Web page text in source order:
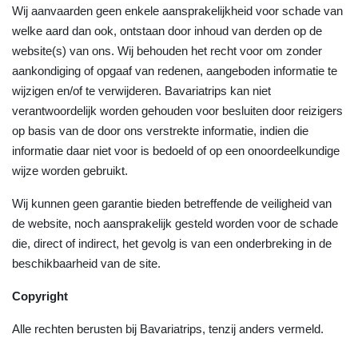
Wij aanvaarden geen enkele aansprakelijkheid voor schade van
welke aard dan ook, ontstaan door inhoud van derden op de
website(s) van ons. Wij behouden het recht voor om zonder
aankondiging of opgaaf van redenen, aangeboden informatie te
wijzigen en/of te verwijderen. Bavariatrips kan niet
verantwoordelijk worden gehouden voor besluiten door reizigers
op basis van de door ons verstrekte informatie, indien die
informatie daar niet voor is bedoeld of op een onoordeelkundige
wijze worden gebruikt.
Wij kunnen geen garantie bieden betreffende de veiligheid van
de website, noch aansprakelijk gesteld worden voor de schade
die, direct of indirect, het gevolg is van een onderbreking in de
beschikbaarheid van de site.
Copyright
Alle rechten berusten bij Bavariatrips, tenzij anders vermeld.